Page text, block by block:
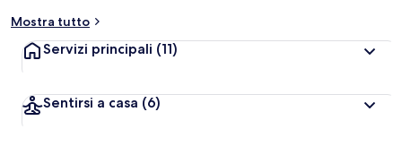
i
i
Mostra tutto
Servizi principali (11)
Sentirsi a casa (6)